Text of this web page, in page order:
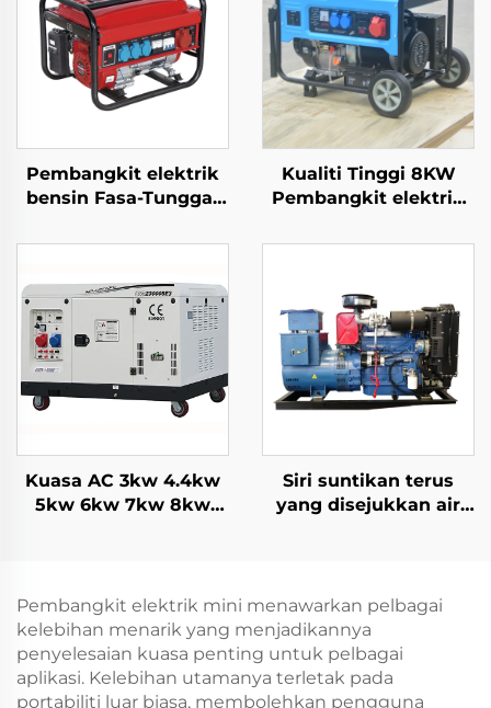
Pembangkit elektrik
bensin Fasa-Tunggal
Enjin 4-tak Penyejuk
Berperingkat 650W
untuk Penggunaan di
Rumah dan Luar
Hujung Automatik
Frekuensi 50HZ/60HZ
Kualiti Tinggi 8KW
Pembangkit elektrik
Kuasa Berperingkat
AC Fasa-Tunggal
Struktur Dalam Enjin
untuk Dijual
Kuasa AC 3kw 4.4kw
5kw 6kw 7kw 8kw
Siri suntikan terus
yang disejukkan air
Pembangkit elektrik mini menawarkan pelbagai
kelebihan menarik yang menjadikannya
penyelesaian kuasa penting untuk pelbagai
aplikasi. Kelebihan utamanya terletak pada
portabiliti luar biasa, membolehkan pengguna